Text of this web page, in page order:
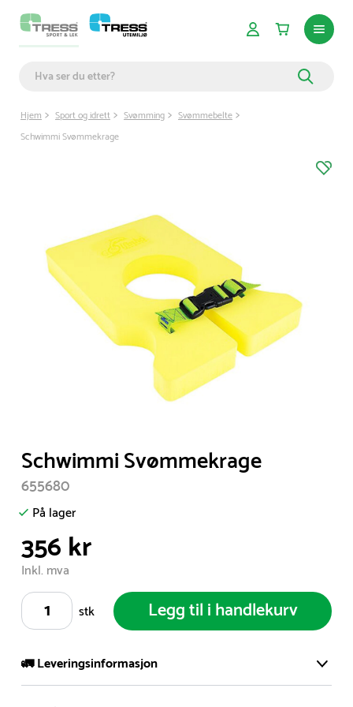
Hjem Sport og idrett Svømming
Svømmebelte
Schwimmi Svømmekrage
1
of
1
Schwimmi Svømmekrage
655680
På lager
356 kr
Inkl. mva
stk
Legg til i handlekurv
🚛 Leveringsinformasjon